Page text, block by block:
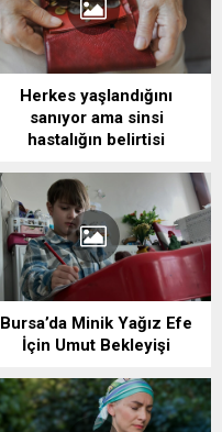
Herkes yaşlandığını
sanıyor ama sinsi
hastalığın belirtisi
Bursa’da Minik Yağız Efe
İçin Umut Bekleyişi